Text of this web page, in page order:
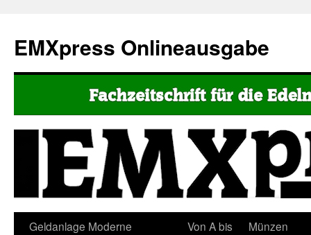
EMXpress Onlineausgabe
Geldanlage Moderne
Von A bis
Münzen